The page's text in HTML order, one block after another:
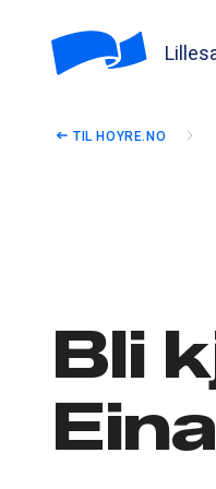
TIL HOYRE.NO
Bli